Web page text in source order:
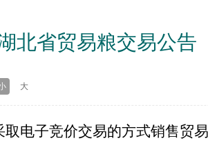
北省贸易粮交易公告
大
电子竞价交易的方式销售贸